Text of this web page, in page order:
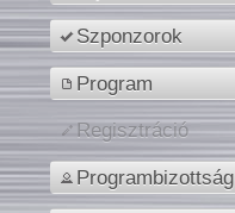
Szponzorok
Program
Regisztráció
Programbizottság